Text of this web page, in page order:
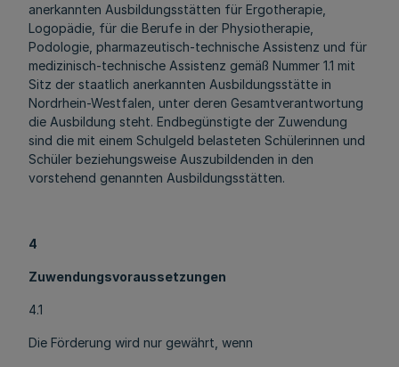
anerkannten Ausbildungsstätten für Ergotherapie,
Logopädie, für die Berufe in der Physiotherapie,
Podologie, pharmazeutisch-technische Assistenz und für
medizinisch-technische Assistenz gemäß Nummer 1.1 mit
Sitz der staatlich anerkannten Ausbildungsstätte in
Nordrhein-Westfalen, unter deren Gesamtverantwortung
die Ausbildung steht. Endbegünstigte der Zuwendung
sind die mit einem Schulgeld belasteten Schülerinnen und
Schüler beziehungsweise Auszubildenden in den
vorstehend genannten Ausbildungsstätten.
4
Zuwendungsvoraussetzungen
4.1
Die Förderung wird nur gewährt, wenn